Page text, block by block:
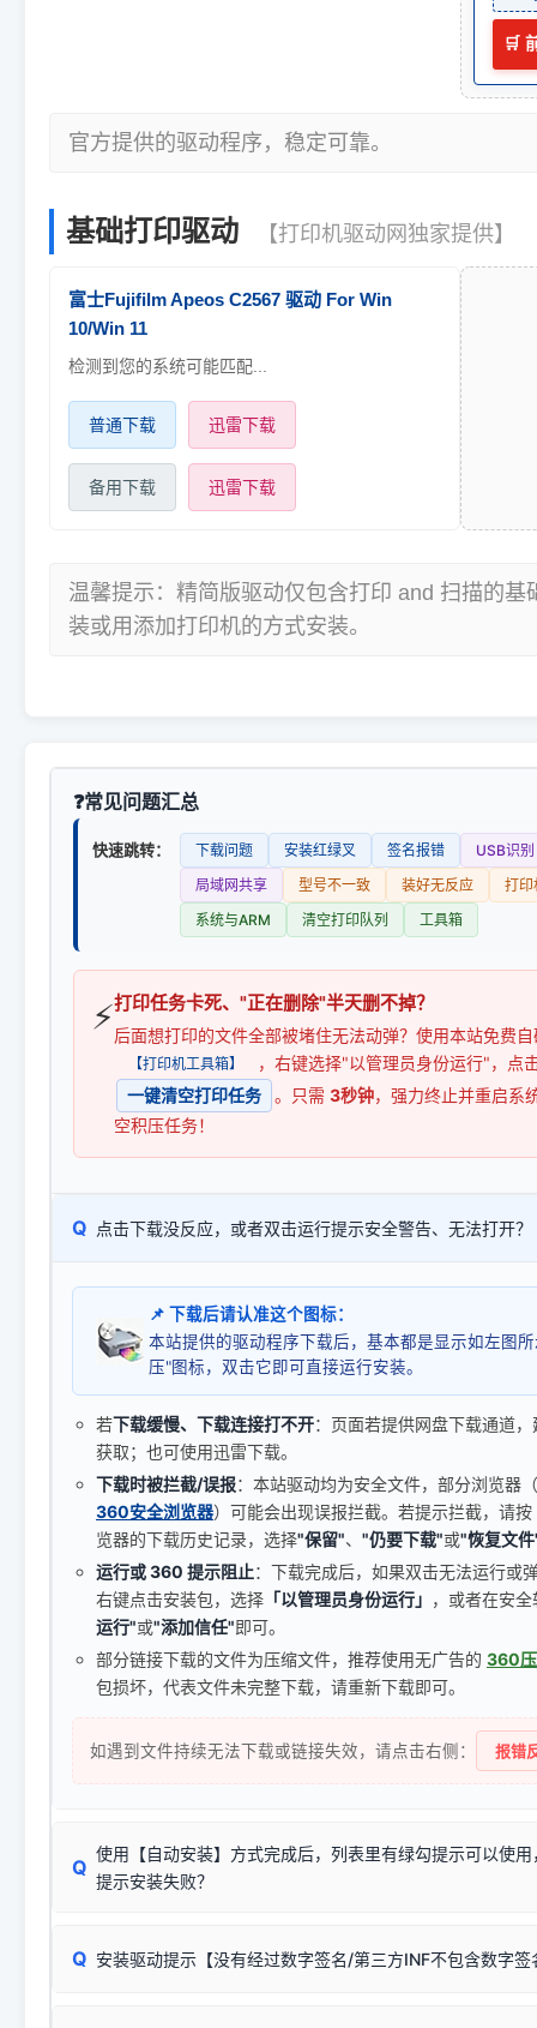
🛒
官方提供的驱动程序，稳定可靠。
基础打印驱动 【打印机驱动网独家提供】
富士Fujifilm Apeos C2567 驱动 For Win
10/Win 11
检测到您的系统可能匹配...
普通下载 迅雷下载
备用下载 迅雷下载
温馨提示：精简版驱动仅包含打印 and 扫描的基
装或用添加打印机的方式安装。
常见问题汇总
快速跳转： 下载问题 安装红绿叉 签名报错
USB识别
局域网共享
型号不一致 装好无反应
打印
系统与ARM
清空打印队列 工具箱
⚡打印任务卡死、"正在删除"半天删不掉？
后面想打印的文件全部被堵住无法动弹？使用本站免费
【打印机工具箱】
，右键选择"以管理员身份运行"，点
一键清空打印任务
。只需 3秒钟，强力终止并重启系
空积压任务！
Q 点击下载没反应，或者双击运行提示安全警告、无法打开？
📌 下载后请认准这个图标：
本站提供的驱动程序下载后，基本都是显示如左图
压"图标，双击它即可直接运行安装。
若下载缓慢、下载连接打不开：页面若提供网盘下载通道
获取；也可使用迅雷下载。
下载时被拦截/误报：本站驱动均为安全文件，部分浏览器
360安全浏览器）可能会出现误报拦截。若提示拦截，请按
览器的下载历史记录，选择"保留"、 "仍要下载"或"恢复文
运行或 360 提示阻止：下载完成后，如果双击无法运行或
右键点击安装包，选择 「以管理员身份运行」 ，或者在安
运行"或"添加信任"即可。
部分链接下载的文件为压缩文件，推荐使用无广告的 360
包损坏，代表文件未完整下载，请重新下载即可。
如遇到文件持续无法下载或链接失效，请点击右侧： 报错
Q
使用【自动安装】方式完成后，列表里有绿勾提示可以使
提示安装失败？
由于本站驱动包集成了32位和64位驱动，自动安装程序在运
Q 安装驱动提示【没有经过数字签名/第三方INF不包含数字